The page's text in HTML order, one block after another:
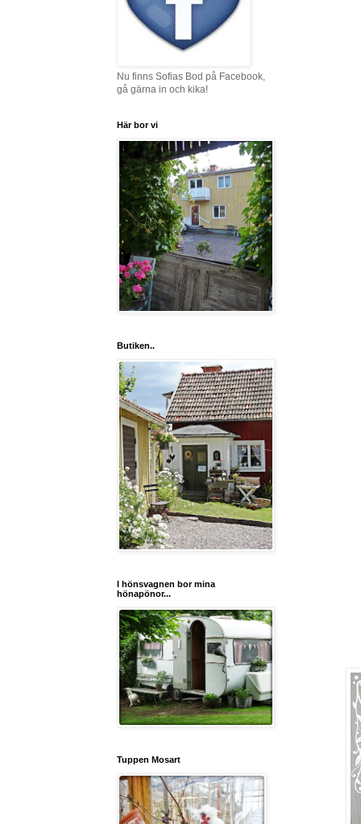
Nu finns Sofias Bod på Facebook,
gå gärna in och kika!
Här bor vi
Butiken..
I hönsvagnen bor mina
hönapönor...
Tuppen Mosart